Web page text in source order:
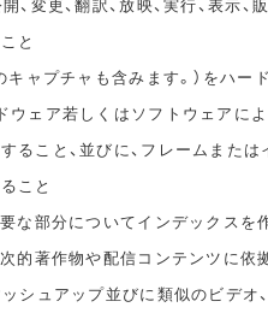
と
キャプチャも含みます。）をハ
ウェア若しくはソフトウェアに
ること、並びに、フレームまた
こと
な部分についてインデックスを
的著作物や配信コンテンツに依
ッシュアップ並びに類似のビデオ